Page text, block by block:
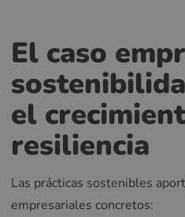
El caso
el
resiliencia
Las prácticas sostenibles
empresariales concretos: